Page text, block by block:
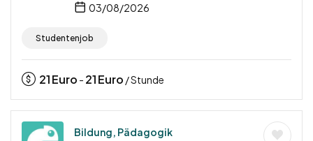
03/08/2026
Studentenjob
21Euro - 21Euro / Stunde
Bildung, Pädagogik